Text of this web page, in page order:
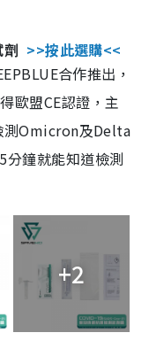
>>按此選購<<
合作推出，
歐盟CE認證，主
測Omicron及Delta
鐘就能知道檢測
+2